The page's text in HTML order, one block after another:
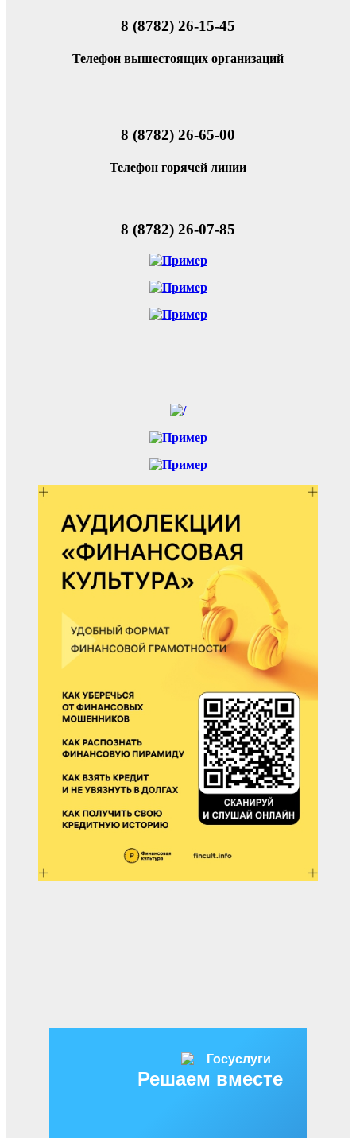
8 (8782) 26-15-45
Телефон вышестоящих организаций
8 (8782) 26-65-00
Телефон горячей линии
8 (8782) 26-07-85
Решаем вместе